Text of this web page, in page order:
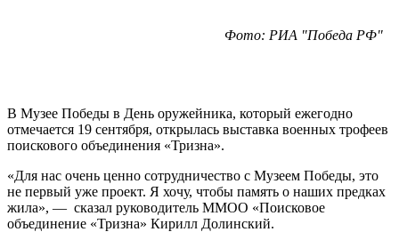
Фото: РИА "Победа РФ"
В Музее Победы в День оружейника, который ежегодно
отмечается 19 сентября, открылась выставка военных трофеев
поискового объединения «Тризна».
«Для нас очень ценно сотрудничество с Музеем Победы, это
не первый уже проект. Я хочу, чтобы память о наших предках
жила», — сказал руководитель ММОО «Поисковое
объединение «Тризна» Кирилл Долинский.